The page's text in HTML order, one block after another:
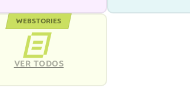
WEBSTORIES
VER TODOS